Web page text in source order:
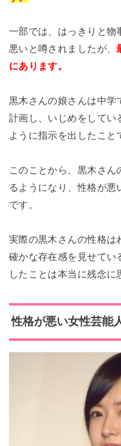
一部では、はっきりと物
悪いと噂されましたが、
にあります。
黒木さんの娘さんは中学
計画し、いじめをしてい
ように指示を出したこと
このことから、黒木さ
るようになり、性格が
です。
実際の黒木さんの性格は
確かな存在感を見せてい
したことは本当に残念に
性格が悪い女性芸能